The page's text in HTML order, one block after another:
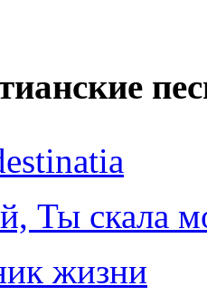
Ты скала
жизни